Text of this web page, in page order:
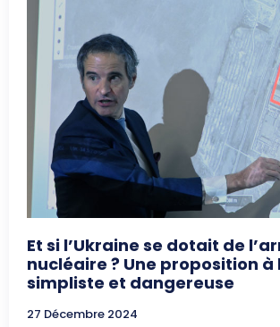
Et si l’Ukraine se dotait de
nucléaire ? Une proposition à
simpliste et dangereuse
27 Décembre 2024